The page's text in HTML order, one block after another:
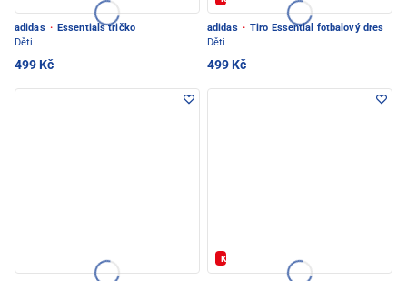
adidas · Essentials tričko
Děti
499 Kč
adidas · Tiro Essential fotbalový dres
Děti
499 Kč
Kód: FOTBAL20